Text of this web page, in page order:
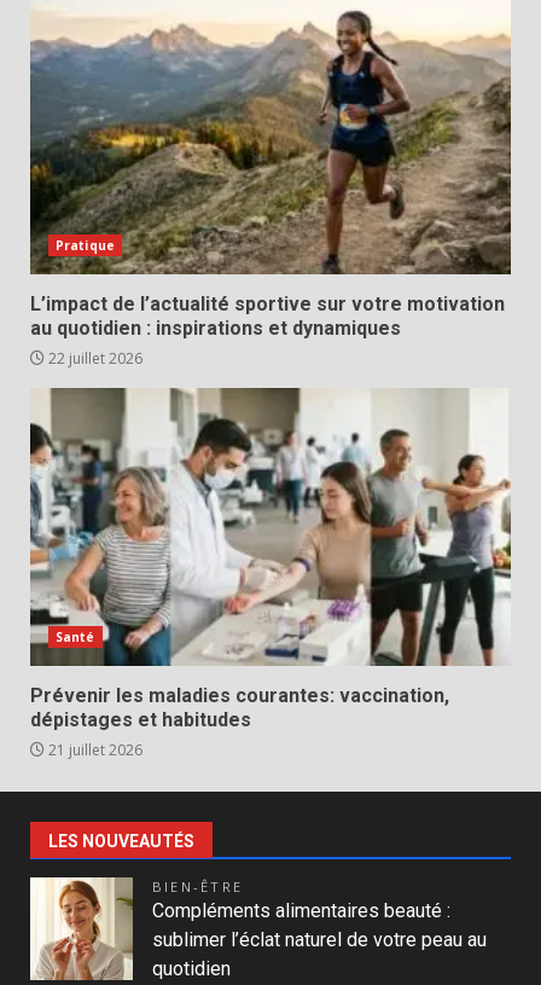
Pratique
L’impact de l’actualité sportive sur votre motivation
au quotidien : inspirations et dynamiques
22 juillet 2026
Santé
Prévenir les maladies courantes: vaccination,
dépistages et habitudes
21 juillet 2026
LES NOUVEAUTÉS
BIEN-ÊTRE
Compléments alimentaires beauté :
sublimer l’éclat naturel de votre peau au
quotidien